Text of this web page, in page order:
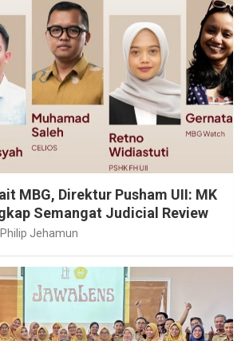
MBG, Direktur Pusham UII: MK
Semangat Judicial Review
Philip Jehamun